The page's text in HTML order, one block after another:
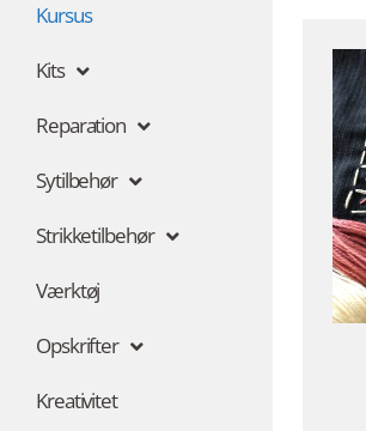
Kursus
Kits
Reparation
Sytilbehør
Strikketilbehør
Værktøj
Opskrifter
Kreativitet